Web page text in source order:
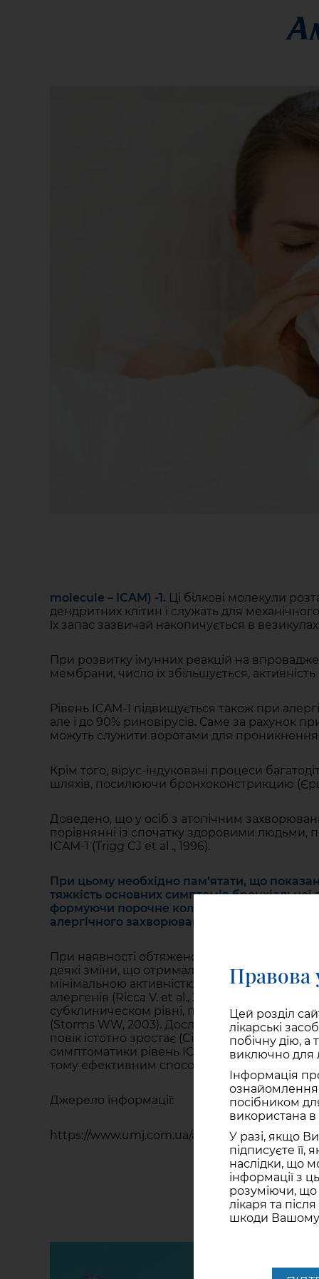
molecule – ICAM) -1. Ці білкові молекули
дендритних клітин і служать для
їх запас зазвичай накопичується в
При розвитку імунних реакцій на
мембрани, число їх збільшується, активність
Рівень ICAM-1 підвищується також при
але і до 90% риновірусів. Саме за рахунок
можуть служити воротами для проникнення
Крім того, вірус-індуковані процеси
шляхів, посилюючи бронхоконстрикцию
Доведено, що у осіб з атопічним
порівнянні із спочатку здоровими людьми,
ICAM-1 (Trigg CJ et al ., 1996).
При цьому необхідно пам’ятати, що
тяжкість основних симптомів
формуючи порочне коло « алергія ↔
алергічного захворювання. Видима
При наявності обтяженого алергічного фону
деякі зміни, що отримали назву «
мінімальною активністю, який навіть при
алергенів (Ricca V. et al., 2000; Зайцева О.В.,
субклиническом рівні, персистуючої
(Storms WW, 2003). Дослідженнями in vitro і
повік істотно зростає (Ciprandi G. et al., 1995
симптоматики рівень ICAM-1 може бути
тому ефективним способом впливу на МПВ є
Джерело інформації:
https://www.umj.com.ua/article/45029/
Правова
Цей розділ
лікарські
побічну дію, а
виключно для
Інформація
ознайомлення
посібником
використана в
У разі, якщо
підписуєте її,
наслідки, що
інформації з
розуміючи, що
лікаря та
шкоди Вашому